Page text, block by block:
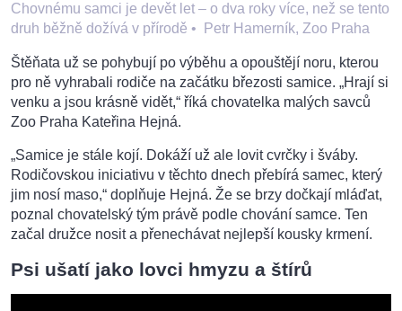
Chovnému samci je devět let – o dva roky více, než se tento
druh běžně dožívá v přírodě • Petr Hamerník, Zoo Praha
Štěňata už se pohybují po výběhu a opouštějí noru, kterou
pro ně vyhrabali rodiče na začátku březosti samice. „Hrají si
venku a jsou krásně vidět,“ říká chovatelka malých savců
Zoo Praha Kateřina Hejná.
„Samice je stále kojí. Dokáží už ale lovit cvrčky i šváby.
Rodičovskou iniciativu v těchto dnech přebírá samec, který
jim nosí maso,“ doplňuje Hejná. Že se brzy dočkají mláďat,
poznal chovatelský tým právě podle chování samce. Ten
začal družce nosit a přenechávat nejlepší kousky krmení.
Psi ušatí jako lovci hmyzu a štírů